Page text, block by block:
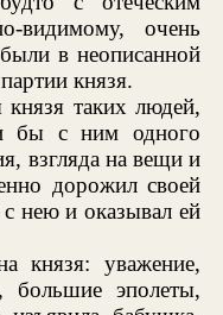
видимому, очень
в неописанной
князя.
князя таких людей,
бы с ним одного
взгляда на вещи и
дорожил своей
нею и оказывал ей
князя: уважение,
большие эполеты,